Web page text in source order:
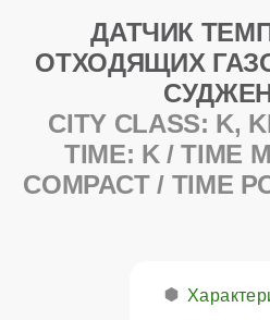
ДАТЧИК
ОТХОДЯЩИХ
CITY CLASS: K,
TIME: K / TIME
COMPACT / TIME